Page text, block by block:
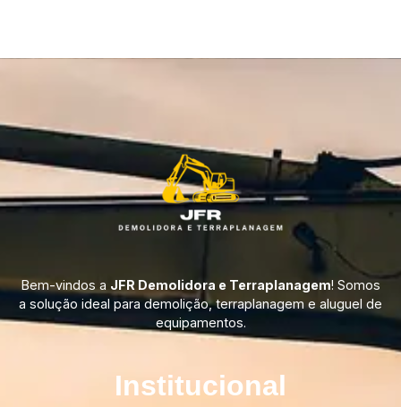
Bem-vindos a JFR Demolidora e Terraplanagem! Somos
a solução ideal para demolição, terraplanagem e aluguel de
equipamentos.
Institucional​